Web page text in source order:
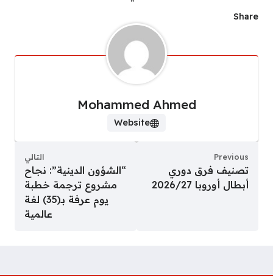
Share
Mohammed Ahmed
Website
Previous
تصنيف فرق دوري
أبطال أوروبا 2026/27
التالي
“الشؤون الدينية”: نجاح
مشروع ترجمة خطبة
يوم عرفة بـ(35) لغة
عالمية